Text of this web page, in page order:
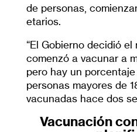
de personas,
etarios.
“El Gobierno decidió
comenzó a vacunar a
pero hay un
personas mayores de
vacunadas hace dos
Vacunación